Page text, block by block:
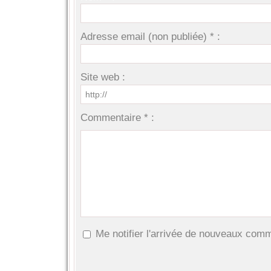
Adresse email (non publiée) * :
Site web :
Commentaire * :
Me notifier l'arrivée de nouveaux